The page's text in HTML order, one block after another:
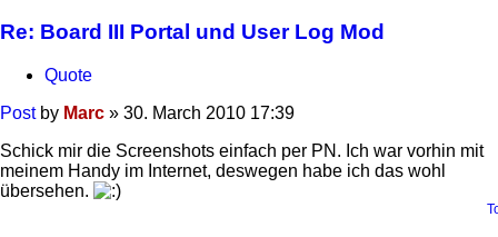
Re: Board III Portal und User Log Mod
Quote
Post by Marc » 30. March 2010 17:39
Schick mir die Screenshots einfach per PN. Ich war vorhin mit
meinem Handy im Internet, deswegen habe ich das wohl
übersehen.